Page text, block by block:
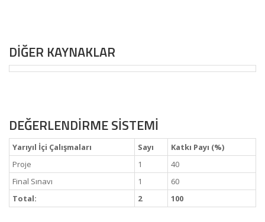
DİĞER KAYNAKLAR
DEĞERLENDİRME SİSTEMİ
Yarıyıl İçi Çalışmaları Sayı
Katkı Payı (%)
Proje
1
40
Final Sınavı
1
60
Total:
2 100